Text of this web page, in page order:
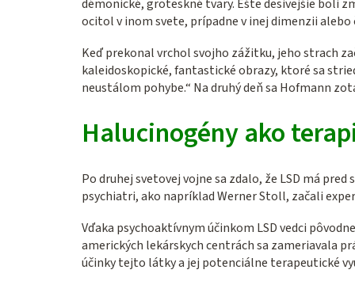
démonické, groteskné tvary. Ešte desivejšie boli
ocitol v inom svete, prípadne v inej dimenzii alebo
Keď prekonal vrchol svojho zážitku, jeho strach
kaleidoskopické, fantastické obrazy, ktoré sa
neustálom pohybe.“ Na druhý deň sa Hofmann
Halucinogény ako
Po druhej svetovej vojne sa zdalo, že LSD má
psychiatri, ako napríklad Werner Stoll, začali
Vďaka psychoaktívnym účinkom LSD vedci
amerických lekárskych centrách sa zameriavala
účinky tejto látky a jej potenciálne terapeutické